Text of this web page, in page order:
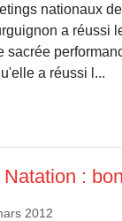
nationaux
a réussi
sacrée
a réussi l...
:
2012